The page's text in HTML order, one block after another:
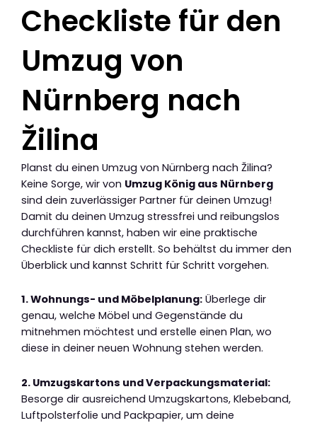
Checkliste für den
Umzug von
Nürnberg nach
Žilina
Planst du einen Umzug von Nürnberg nach Žilina?
Keine Sorge, wir von Umzug König aus Nürnberg
sind dein zuverlässiger Partner für deinen Umzug!
Damit du deinen Umzug stressfrei und reibungslos
durchführen kannst, haben wir eine praktische
Checkliste für dich erstellt. So behältst du immer den
Überblick und kannst Schritt für Schritt vorgehen.
1. Wohnungs- und Möbelplanung: Überlege dir
genau, welche Möbel und Gegenstände du
mitnehmen möchtest und erstelle einen Plan, wo
diese in deiner neuen Wohnung stehen werden.
2. Umzugskartons und Verpackungsmaterial:
Besorge dir ausreichend Umzugskartons, Klebeband,
Luftpolsterfolie und Packpapier, um deine